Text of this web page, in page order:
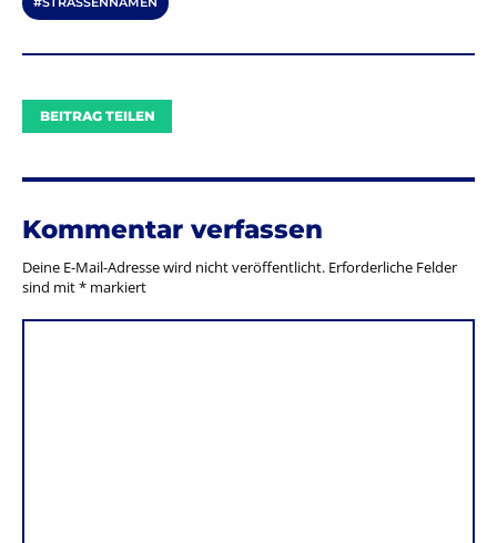
BEITRAG TEILEN
Kommentar verfassen
Deine E-Mail-Adresse wird nicht veröffentlicht. Erforderliche Felder
sind mit* markiert